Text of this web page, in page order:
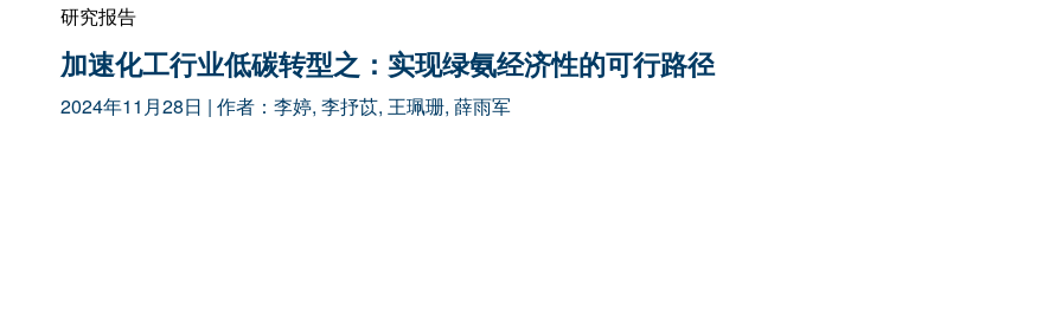
研究报告
加速化工行业低碳转型之：实现绿氨经济性的可行路径
2024年11月28日 | 作者： 李婷, 李抒苡, 王珮珊, 薛雨军